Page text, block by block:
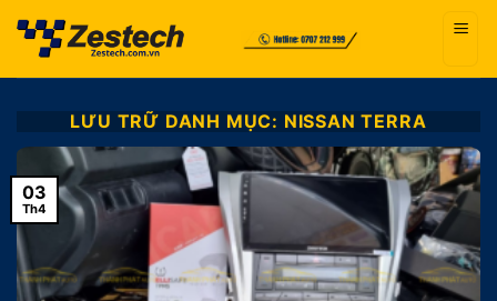
qua
LƯU TRỮ DANH MỤC: NISSAN TERRA
03
Th4